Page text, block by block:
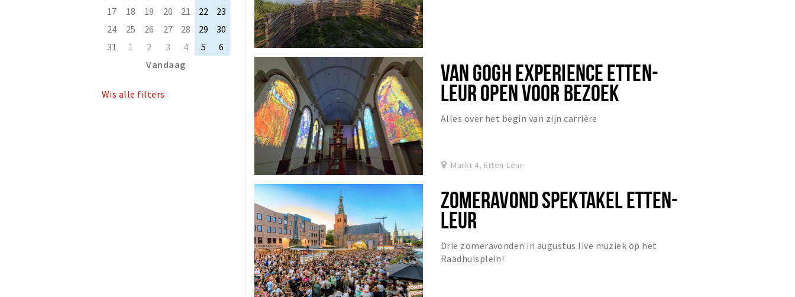
17
18 19 20 21 22
23
24
25 26 27 28 29
30
31
1 2 3 4 5
6
Vandaag
Wis alle filters
VAN GOGH EXPERIENCE ETTEN-
LEUR OPEN VOOR BEZOEK
Alles over het begin van zijn carrière
Markt 4, Etten-Leur
ZOMERAVOND SPEKTAKEL ETTEN-
LEUR
Drie zomeravonden in augustus live muziek op het
Raadhuisplein!